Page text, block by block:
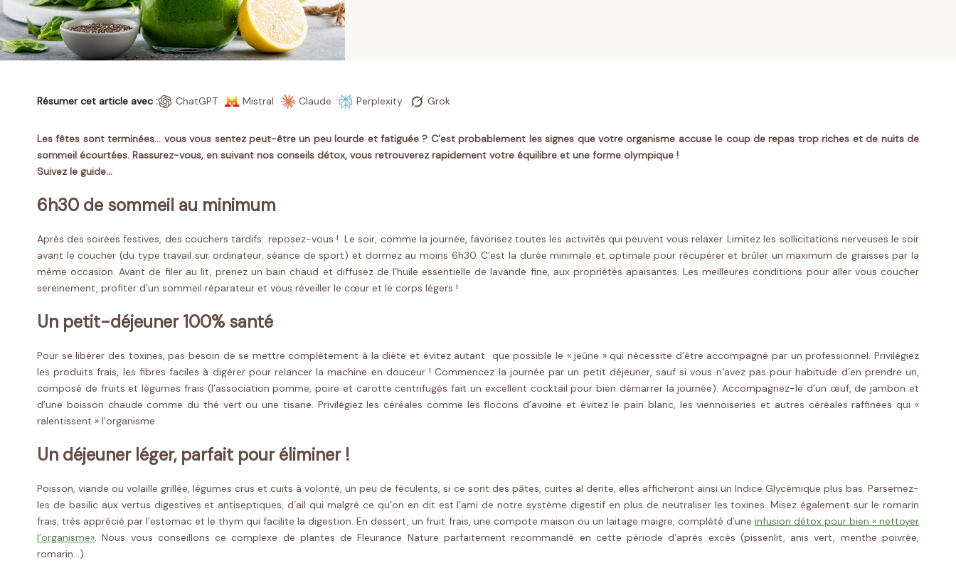
Résumer cet article avec : ChatGPT Mistral Claude Perplexity Grok
Les fêtes sont terminées… vous vous sentez peut-être un peu lourde et fatiguée ? C’est probablement les signes que votre organisme accuse le coup de repas trop riches et de nuits de
sommeil écourtées. Rassurez-vous, en suivant nos conseils détox, vous retrouverez rapidement votre équilibre et une forme olympique !
Suivez le guide…
6h30 de sommeil au minimum
Après des soirées festives, des couchers tardifs…reposez-vous ! Le soir, comme la journée, favorisez toutes les activités qui peuvent vous relaxer. Limitez les sollicitations nerveuses le soir
avant le coucher (du type travail sur ordinateur, séance de sport) et dormez au moins 6h30. C’est la durée minimale et optimale pour récupérer et brûler un maximum de graisses par la
même occasion. Avant de filer au lit, prenez un bain chaud et diffusez de l’huile essentielle de lavande fine, aux propriétés apaisantes. Les meilleures conditions pour aller vous coucher
sereinement, profiter d’un sommeil réparateur et vous réveiller le cœur et le corps légers !
Un petit-déjeuner 100% santé
Pour se libérer des toxines, pas besoin de se mettre complètement à la diète et évitez autant que possible le « jeûne » qui nécessite d’être accompagné par un professionnel. Privilégiez
les produits frais, les fibres faciles à digérer pour relancer la machine en douceur ! Commencez la journée par un petit déjeuner, sauf si vous n’avez pas pour habitude d’en prendre un,
composé de fruits et légumes frais (l’association pomme, poire et carotte centrifugés fait un excellent cocktail pour bien démarrer la journée). Accompagnez-le d’un œuf, de jambon et
d’une boisson chaude comme du thé vert ou une tisane. Privilégiez les céréales comme les flocons d’avoine et évitez le pain blanc, les viennoiseries et autres céréales raffinées qui «
ralentissent » l’organisme.
Un déjeuner léger, parfait pour éliminer !
Poisson, viande ou volaille grillée, légumes crus et cuits à volonté, un peu de féculents, si ce sont des pâtes, cuites al dente, elles afficheront ainsi un Indice Glycémique plus bas. Parsemez-
les de basilic aux vertus digestives et antiseptiques, d’ail qui malgré ce qu’on en dit est l’ami de notre système digestif en plus de neutraliser les toxines. Misez également sur le romarin
frais, très apprécié par l’estomac et le thym qui facilite la digestion. En dessert, un fruit frais, une compote maison ou un laitage maigre, complété d’une infusion détox pour bien « nettoyer
l’organisme». Nous vous conseillons ce complexe de plantes de Fleurance Nature parfaitement recommandé en cette période d’après excès (pissenlit, anis vert, menthe poivrée,
romarin…).